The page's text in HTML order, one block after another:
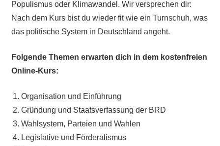
Populismus oder Klimawandel. Wir versprechen dir:
Nach dem Kurs bist du wieder fit wie ein Turnschuh, was
das politische System in Deutschland angeht.
Folgende Themen erwarten dich in dem kostenfreien
Online-Kurs:
Organisation und Einführung
Gründung und Staatsverfassung der BRD
Wahlsystem, Parteien und Wahlen
Legislative und Förderalismus